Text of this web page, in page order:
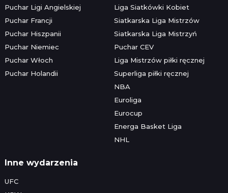
Puchar Ligi Angielskiej
Puchar Francji
Puchar Hiszpanii
Puchar Niemiec
Puchar Włoch
Puchar Holandii
Liga Siatkówki Kobiet
Siatkarska Liga Mistrzów
Siatkarska Liga Mistrzyń
Puchar CEV
Liga Mistrzów piłki ręcznej
Superliga piłki ręcznej
NBA
Euroliga
Eurocup
Energa Basket Liga
NHL
Inne wydarzenia
UFC